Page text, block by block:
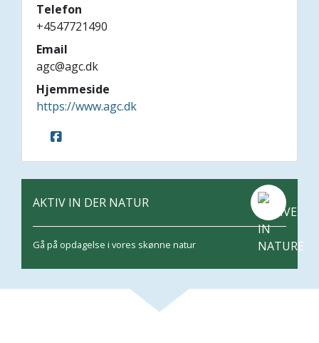
Telefon
+4547721490
Email
agc@agc.dk
Hjemmeside
https://www.agc.dk
AKTIV IN DER NATUR
Gå på opdagelse i vores skønne natur